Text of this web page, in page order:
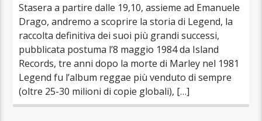
Stasera a partire dalle 19,10, assieme ad Emanuele
Drago, andremo a scoprire la storia di Legend, la
raccolta definitiva dei suoi più grandi successi,
pubblicata postuma l’8 maggio 1984 da Island
Records, tre anni dopo la morte di Marley nel 1981
Legend fu l’album reggae più venduto di sempre
(oltre 25-30 milioni di copie globali), […]